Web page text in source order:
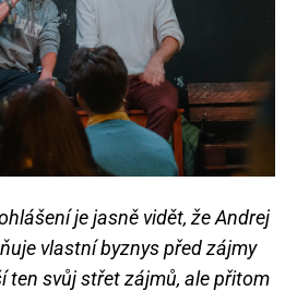
je jasně vidět, že Andrej
vlastní byznys před zájmy
ten svůj střet zájmů, ale přitom